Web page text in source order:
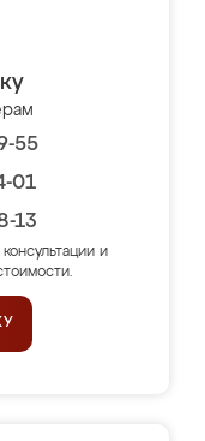
55
01
13
и